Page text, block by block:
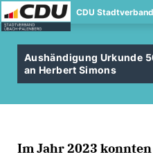
CDU
Aushändigung Urkunde
an Herbert Simons
Im Jahr 2023